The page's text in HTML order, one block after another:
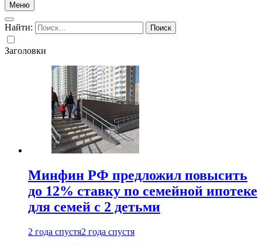
Меню
Найти:
Заголовки
Минфин РФ предложил повысить
до 12% ставку по семейной ипотеке
для семей с 2 детьми
2 года спустя2 года спустя